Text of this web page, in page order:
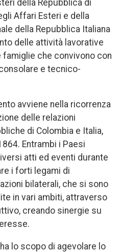
della Repubblica di
Affari Esteri e della
della Repubblica Italiana
delle attività lavorative
che convivono con
e tecnico-
avviene nella ricorrenza
delle relazioni
di Colombia e Italia,
Entrambi i Paesi
atti ed eventi durante
i forti legami di
bilaterali, che si sono
in vari ambiti, attraverso
creando sinergie su
lo scopo di agevolare lo